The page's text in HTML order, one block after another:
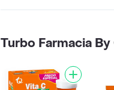
Verde
Turbo Farmacia